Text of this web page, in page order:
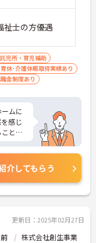
士の方優遇
託児所・育児補助
休･介護休暇取得実績あり
金制度あり
ムに
感じ
とが
ラン
に寄
いま
さら
介してもらう
更新日：2025年02月27日
株式会社創生事業